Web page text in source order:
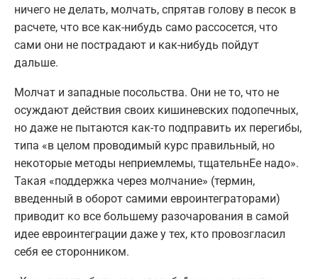
ничего не делать, молчать, спрятав голову в песок в
расчете, что все как-нибудь само рассосется, что
сами они не пострадают и как-нибудь пойдут
дальше.
Молчат и западные посольства. Они не то, что не
осуждают действия своих кишиневских подопечных,
но даже не пытаются как-то подправить их перегибы,
типа «в целом проводимый курс правильный, но
некоторые методы неприемлемы, тщательнЕе надо».
Такая «поддержка через молчание» (термин,
введенный в оборот самими евроинтеграторами)
приводит ко все большему разочарования в самой
идее евроинтеграции даже у тех, кто провозгласил
себя ее сторонником.